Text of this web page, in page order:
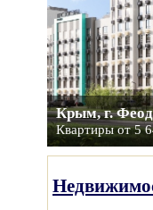
Крым, г.
Квартиры от 5